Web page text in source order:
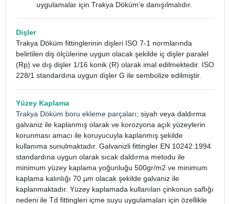
uygulamalar için Trakya Döküm’e danışılmalıdır.
Dişler
Trakya Döküm fittinglerinin dişleri ISO 7-1 normlarında
belirtilen diş ölçülerine uygun olacak şekilde iç dişler paralel
(Rp) ve dış dişler 1/16 konik (R) olarak imal edilmektedir. ISO
228/1 standardına uygun dişler G ile sembolize edilmiştir.
Yüzey Kaplama
Trakya Döküm boru ekleme parçaları; siyah veya daldırma
galvaniz ile kaplanmış olarak ve korozyona açık yüzeylerin
korunması amacı ile koruyucuyla kaplanmış şekilde
kullanıma sunulmaktadır. Galvanizli fittingler EN 10242:1994
standardına uygun olarak sıcak daldırma metodu ile
minimum yüzey kaplama yoğunluğu 500gr/m2 ve minimum
kaplama kalınlığı 70 µm olacak şekilde galvaniz ile
kaplanmaktadır. Yüzey kaplamada kullanılan çinkonun saflığı
nedeni ile Td fittingleri içme suyu uygulamaları için özellikle